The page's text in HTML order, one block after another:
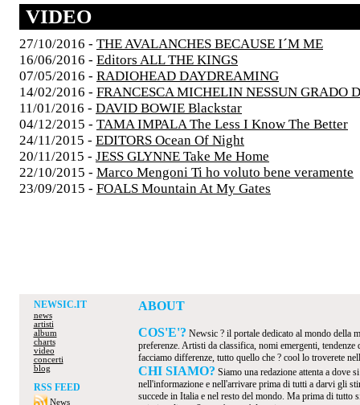
VIDEO
27/10/2016 - THE AVALANCHES BECAUSE I´M ME
16/06/2016 - Editors ALL THE KINGS
07/05/2016 - RADIOHEAD DAYDREAMING
14/02/2016 - FRANCESCA MICHELIN NESSUN GRADO
11/01/2016 - DAVID BOWIE Blackstar
04/12/2015 - TAMA IMPALA The Less I Know The Better
24/11/2015 - EDITORS Ocean Of Night
20/11/2015 - JESS GLYNNE Take Me Home
22/10/2015 - Marco Mengoni Ti ho voluto bene veramente
23/09/2015 - FOALS Mountain At My Gates
NEWSIC.IT
news
artisti
album
charts
video
concerti
blog
RSS FEED
News
ABOUT
COS'E'? Newsic ? il portale dedicato al mondo della
preferenze. Artisti da classifica, nomi emergenti, tendenze
facciamo differenze, tutto quello che ? cool lo troverete
CHI SIAMO? Siamo una redazione attenta a dove
nell'informazione e nell'arrivare prima di tutti a darvi gli
succede in Italia e nel resto del mondo. Ma prima di tutto